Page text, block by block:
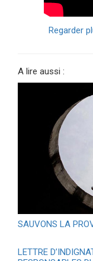
Regarder
A lire aussi :
SAUVONS LA
LETTRE